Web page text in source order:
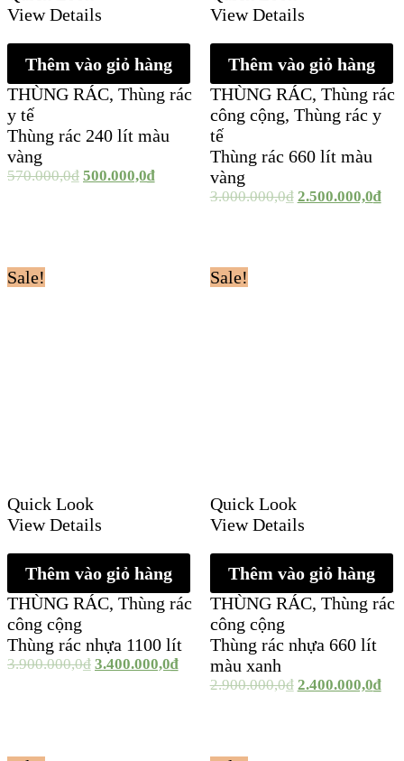
View Details
Thêm vào giỏ hàng
THÙNG RÁC, Thùng rác
y tế
Thùng rác 240 lít màu
vàng
570.000,0₫ 500.000,0₫
View Details
Thêm vào giỏ hàng
THÙNG RÁC, Thùng rác
công cộng, Thùng rác y
tế
Thùng rác 660 lít màu
vàng
3.000.000,0₫ 2.500.000,0₫
Sale!
Quick Look
View Details
Thêm vào giỏ hàng
THÙNG RÁC, Thùng rác
công cộng
Thùng rác nhựa 1100 lít
3.900.000,0₫ 3.400.000,0₫
Sale!
Quick Look
View Details
Thêm vào giỏ hàng
THÙNG RÁC, Thùng rác
công cộng
Thùng rác nhựa 660 lít
màu xanh
2.900.000,0₫ 2.400.000,0₫